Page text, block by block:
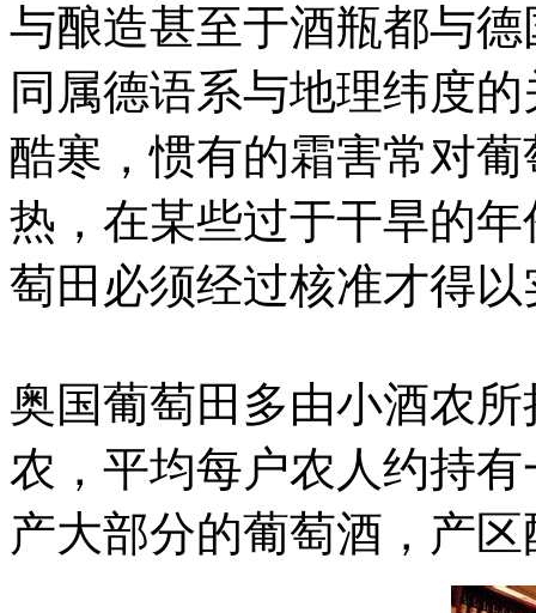
与酿造甚至于酒瓶都与
同属德语系与地理纬度
酷寒，惯有的霜害常对
热，在某些过于干旱的
萄田必须经过核准才得
奥国葡萄田多由小酒农
农，平均每户农人约持
产大部分的葡萄酒，产